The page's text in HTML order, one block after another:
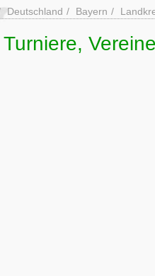
Deutschland Bayern